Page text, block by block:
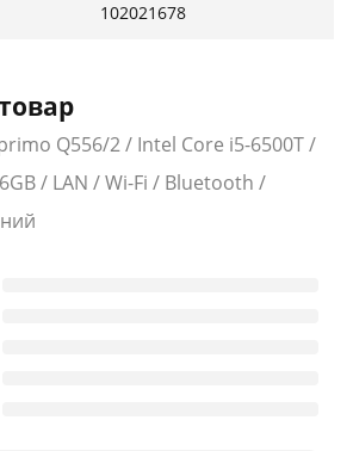
102021678
Q556/2 / Intel Core i5-6500T /
/ LAN / Wi-Fi / Bluetooth /